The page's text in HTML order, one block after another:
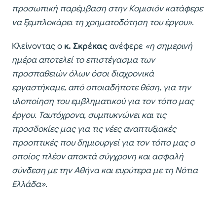
προσωπική παρέμβαση στην Κομισιόν κατάφερε
να ξεμπλοκάρει τη χρηματοδότηση του έργου».
Κλείνοντας ο κ. Σκρέκας ανέφερε «η σημερινή
ημέρα αποτελεί το επιστέγασμα των
προσπαθειών όλων όσοι διαχρονικά
εργαστήκαμε, από οποιαδήποτε θέση, για την
υλοποίηση του εμβληματικού για τον τόπο μας
έργου. Ταυτόχρονα, συμπυκνώνει και τις
προσδοκίες μας για τις νέες αναπτυξιακές
προοπτικές που δημιουργεί για τον τόπο μας ο
οποίος πλέον αποκτά σύγχρονη και ασφαλή
σύνδεση με την Αθήνα και ευρύτερα με τη Νότια
Ελλάδα».